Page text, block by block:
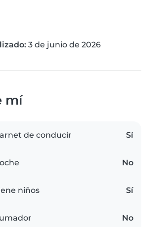
3 de junio de 2026
mí
de conducir Sí
No
niños Sí
No